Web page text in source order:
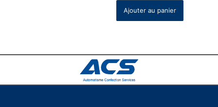
Ajouter au panier